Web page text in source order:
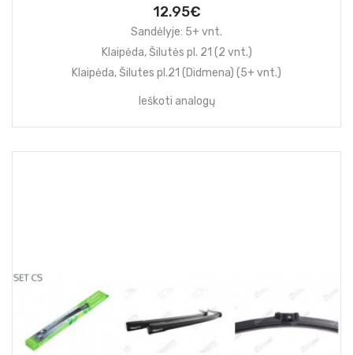
12.95€
Sandėlyje: 5+ vnt.
Klaipėda, Šilutės pl. 21 (2 vnt.)
Klaipėda, Šilutes pl.21 (Didmena) (5+ vnt.)
Ieškoti analogų